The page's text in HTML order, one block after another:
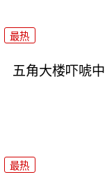
最热
五角大楼吓唬
最热